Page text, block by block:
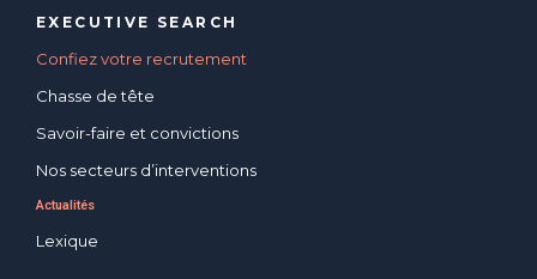
EXECUTIVE SEARCH
Confiez votre recrutement
Chasse de tête
Savoir-faire et convictions
Nos secteurs d’interventions
Actualités
Lexique